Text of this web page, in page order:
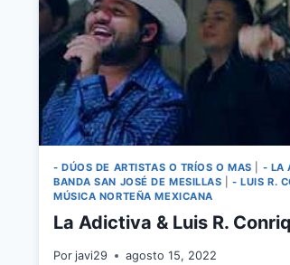
- DÚOS DE ARTISTAS O TRÍOS O MAS
- LA
BANDA SAN JOSÉ DE MESILLAS |- LUIS R.
MÚSICA NORTEÑA MEXICANA
La Adictiva & Luis R.
Por javi29 agosto 15, 2022